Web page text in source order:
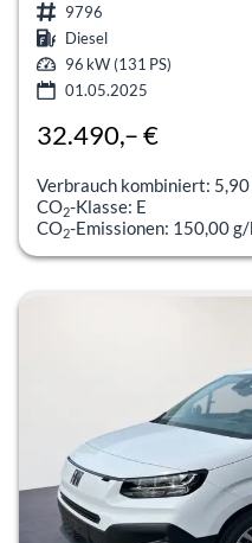
9796
Diesel
96 kW (131 PS)
01.05.2025
32.490,– €
Verbrauch kombiniert:
CO2-Klasse: E
CO2-Emissionen: 150,00